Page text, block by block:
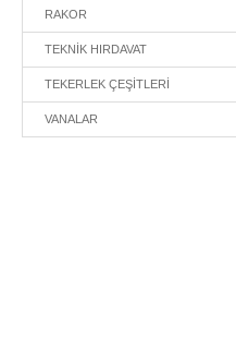
RAKOR
TEKNİK HIRDAVAT
TEKERLEK ÇEŞİTLERİ
VANALAR